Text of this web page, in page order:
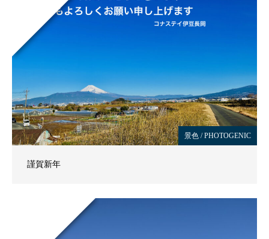
景色 / PHOTOGENIC
謹賀新年